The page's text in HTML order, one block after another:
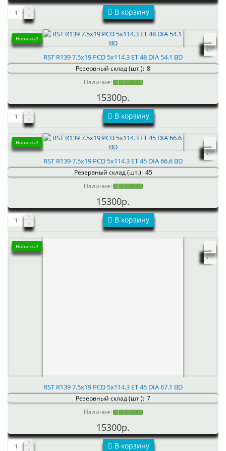
В корзину
Новинка!
RST R139 7.5x19 PCD 5x114.3 ET 48 DIA 54.1 BD
Резервный склад (шт.): 8
Наличие:
15300р.
В корзину
Новинка!
RST R139 7.5x19 PCD 5x114.3 ET 45 DIA 66.6 BD
Резервный склад (шт.): 45
Наличие:
15300р.
В корзину
Новинка!
RST R139 7.5x19 PCD 5x114.3 ET 45 DIA 67.1 BD
Резервный склад (шт.): 7
Наличие:
15300р.
В корзину